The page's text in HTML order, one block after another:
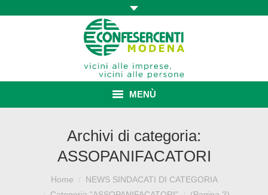
MENÙ
ASSOCIAZIONE
ISCRIZIONE E VANTAGGI
Archivi di categoria:
ASSOPANIFACATORI
Home
NEWS SINDACATI DI CATEGORIA